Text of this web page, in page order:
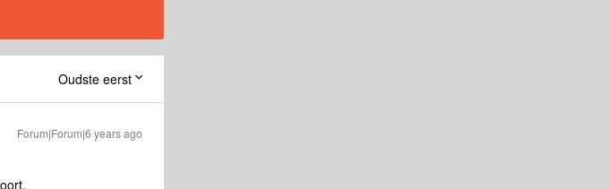
Oudste eerst
Forum|Forum|6 years ago